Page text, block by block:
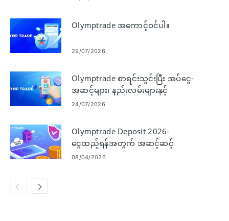
Olymptrade အကောင့်ဝင်ပါ။
29/07/2026
Olymptrade စာရင်းသွင်းပြီး အပ်ငွေ-
အဆင့်များ၊ နည်းလမ်းများနှင့်
ကန့်သတ်ချက်များ
24/07/2026
Olymptrade Deposit 2026-
ငွေထည့်ရန်အတွက် အဆင့်ဆင့်
လမ်းညွှန်ချက်၊ ကုန်ကျစရိတ်များနှင့်
08/04/2026